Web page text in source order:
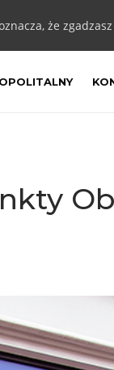
że